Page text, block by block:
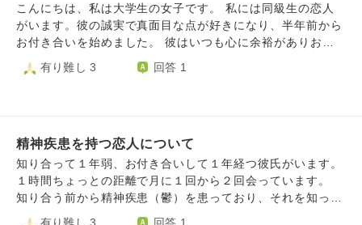
・両親からの精神的虐待 ・病気による通院、悪化 ・生徒
会、クラスの代表、部活の役割、バイト(週３程度)などで忙
しく、心に余裕がない 上の項目を読んだ上で、私が考えて
えていること、もう通院をやめたいことなどを伝えられまし
分からない。病気も薬の副作用も何もかも辛そうなのに、私
が彼を苦しめているかもしれない。 私にできることは何な
のか、少し助言をいただきたいです。 私は彼にもう楽にな
って欲しいとも考えていますが、一緒にいたいという気持ち
こんにちは、私は大学生の女子です。 私には同級生の恋人
がいます。彼の誠実で真面目な点が好きになり、半年前から
お付き合いを始めました。 彼はいつも心に余裕がありおお
らかで、しかし私が失礼な事をしてしまった時にはしっかり
と咎めてくれるような人で、びっくりするほど真摯に向き合
スクが苦手だったり人付き合いが難しい性質で、その度に彼
が助け舟を出してくれます。 そんな彼の優しさに感謝して
いるからこそ、逆に助けになれればと思うのですが、具体的
にどうすればいいのかわかりません。 今は、サポートを受
有り難し 3 回答 1
精神疾患を持つ恋人について
知り合って１年弱、お付き合いして１年経つ彼氏がいます。
１時間ちょっとの距離で月に１回から２回会っています。
知り合う前から精神疾患（鬱）を患っており、それを知った
うえでお付き合いをしています。 付き合う前にも１度辛い